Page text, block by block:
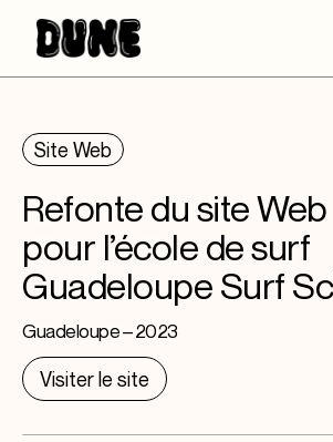
Site Web
Refonte du site Web
pour l’école de surf
Guadeloupe Surf
Guadeloupe – 2023
Visiter le site